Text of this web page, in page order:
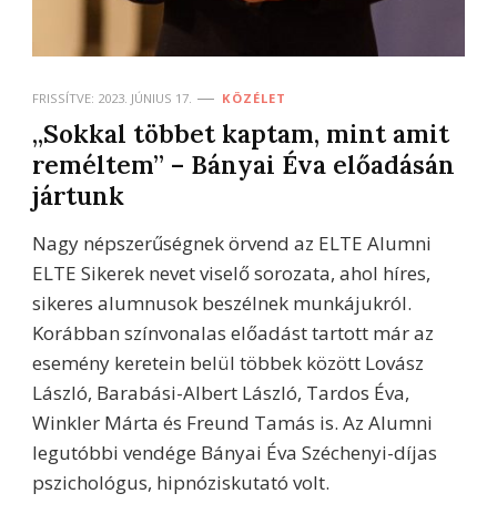
FRISSÍTVE: 2023. JÚNIUS 17. KÖZÉLET
,,Sokkal többet kaptam, mint amit
reméltem” – Bányai Éva előadásán
jártunk
Nagy népszerűségnek örvend az ELTE Alumni
ELTE Sikerek nevet viselő sorozata, ahol híres,
sikeres alumnusok beszélnek munkájukról.
Korábban színvonalas előadást tartott már az
esemény keretein belül többek között Lovász
László, Barabási-Albert László, Tardos Éva,
Winkler Márta és Freund Tamás is. Az Alumni
legutóbbi vendége Bányai Éva Széchenyi-díjas
pszichológus, hipnóziskutató volt.